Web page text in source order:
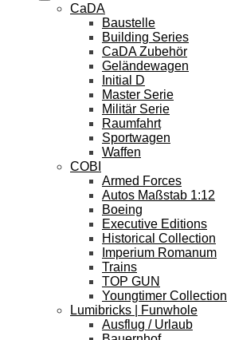
CaDA
Baustelle
Building Series
CaDA Zubehör
Geländewagen
Initial D
Master Serie
Militär Serie
Raumfahrt
Sportwagen
Waffen
COBI
Armed Forces
Autos Maßstab 1:12
Boeing
Executive Editions
Historical Collection
Imperium Romanum
Trains
TOP GUN
Youngtimer Collection
Lumibricks | Funwhole
Ausflug / Urlaub